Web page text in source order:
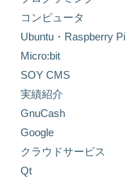
コンピュータ
Ubuntu・Raspberry Pi
Micro:bit
SOY CMS
実績紹介
GnuCash
Google
クラウドサービス
Qt